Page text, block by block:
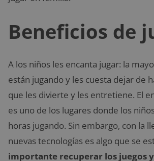
Beneficios de
A los niños les encanta jugar: la
están jugando y les cuesta dejar de
que les divierte y les entretiene. El
es uno de los lugares donde los
horas jugando. Sin embargo, con la
nuevas tecnologías es algo que se
importante recuperar los juegos